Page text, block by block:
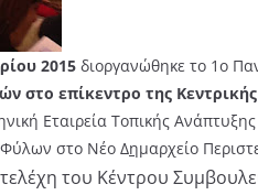
2015 διοργανώθηκε το 1ο
στο επίκεντρο της
Εταιρεία Τοπικής
Φύλων στο Νέο Δημαρχείο
του Κέντρου